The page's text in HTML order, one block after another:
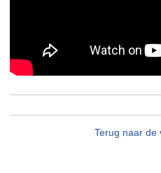
Terug naar de